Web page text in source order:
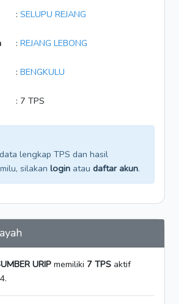
: SELUPU REJANG
: REJANG LEBONG
: BENGKULU
: 7 TPS
lengkap TPS dan hasil
silakan login atau daftar akun.
URIPmemiliki 7 TPS aktif